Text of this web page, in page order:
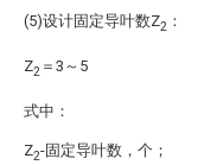
(5)设计固定导叶数Z2 ：
Z2 ＝3～5
式中：
Z2-固定导叶数，个；